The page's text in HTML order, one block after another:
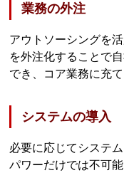
業務の外注
アウトソーシングを
を外注化することで
でき、コア業務に充
システムの導入
必要に応じてシステ
パワーだけでは不可